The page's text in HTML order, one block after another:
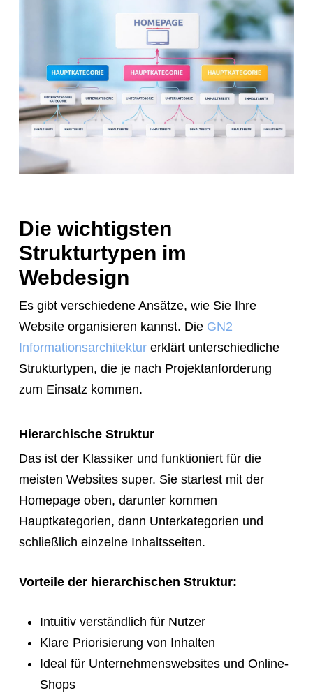
Die wichtigsten
Strukturtypen im
Webdesign
Es gibt verschiedene Ansätze, wie Sie Ihre
Website organisieren kannst. Die GN2
Informationsarchitekturerklärt unterschiedliche
Strukturtypen, die je nach Projektanforderung
zum Einsatz kommen.
Hierarchische Struktur
Das ist der Klassiker und funktioniert für die
meisten Websites super. Sie startest mit der
Homepage oben, darunter kommen
Hauptkategorien, dann Unterkategorien und
schließlich einzelne Inhaltsseiten.
Vorteile der hierarchischen Struktur:
Intuitiv verständlich für Nutzer
Klare Priorisierung von Inhalten
Ideal für Unternehmenswebsites und Online-
Shops